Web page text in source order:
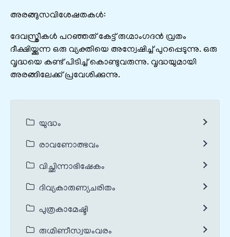
അരങ്ങുസവിശേഷതകൾ:
ദേവസ്ത്രീകൾ പറഞ്ഞത് കേട്ട് രുഗ്മാംഗദൻ വ്രതം
ദീക്ഷിയ്ക്കുന്ന ഒരു വ്യക്തിയെ അന്വേഷിച്ച് പുറപ്പെടുന്നു. ഒരു
വൃദ്ധയെ കണ്ട് പിടിച്ച് കൊണ്ടുവരുന്നു. വൃദ്ധയുമായി
അരങ്ങിലേക്ക് പ്രവേശിക്കുന്നു.
യുദ്ധം
രാവണോത്ഭവം
വിച്ഛിന്നാഭിഷേകം
ദിവ്യകാരുണ്യചരിതം
പുത്രകാമേഷ്ടി
രുഗ്മിണീസ്വയംവരം